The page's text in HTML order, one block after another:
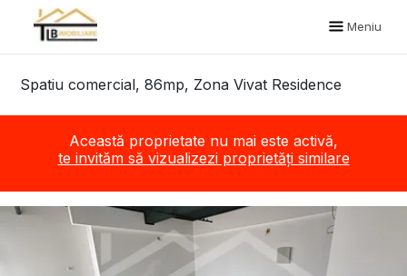
Meniu
Spatiu comercial, 86mp, Zona Vivat Residence
Această proprietate nu mai este activă,
te invităm să vizualizezi proprietăți similare